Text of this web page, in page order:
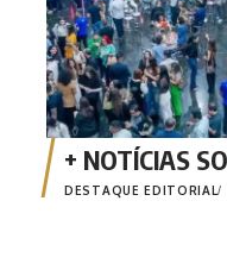
DESTAQUE EDITORIAL